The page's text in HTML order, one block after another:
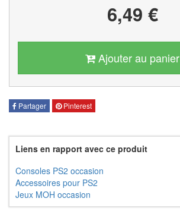
6,49 €
Ajouter au panier
Partager Pinterest
Liens en rapport avec ce produit
Consoles PS2 occasion
Accessoires pour PS2
Jeux MOH occasion